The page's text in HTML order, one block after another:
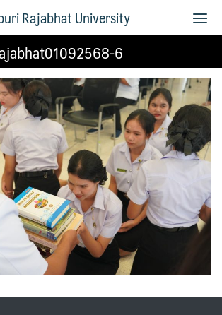
Rajabhat University
6